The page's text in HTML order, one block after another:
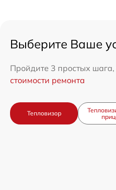
Выберите Ваше
Пройдите 3 простых шага,
стоимости ремонта
Тепловизор